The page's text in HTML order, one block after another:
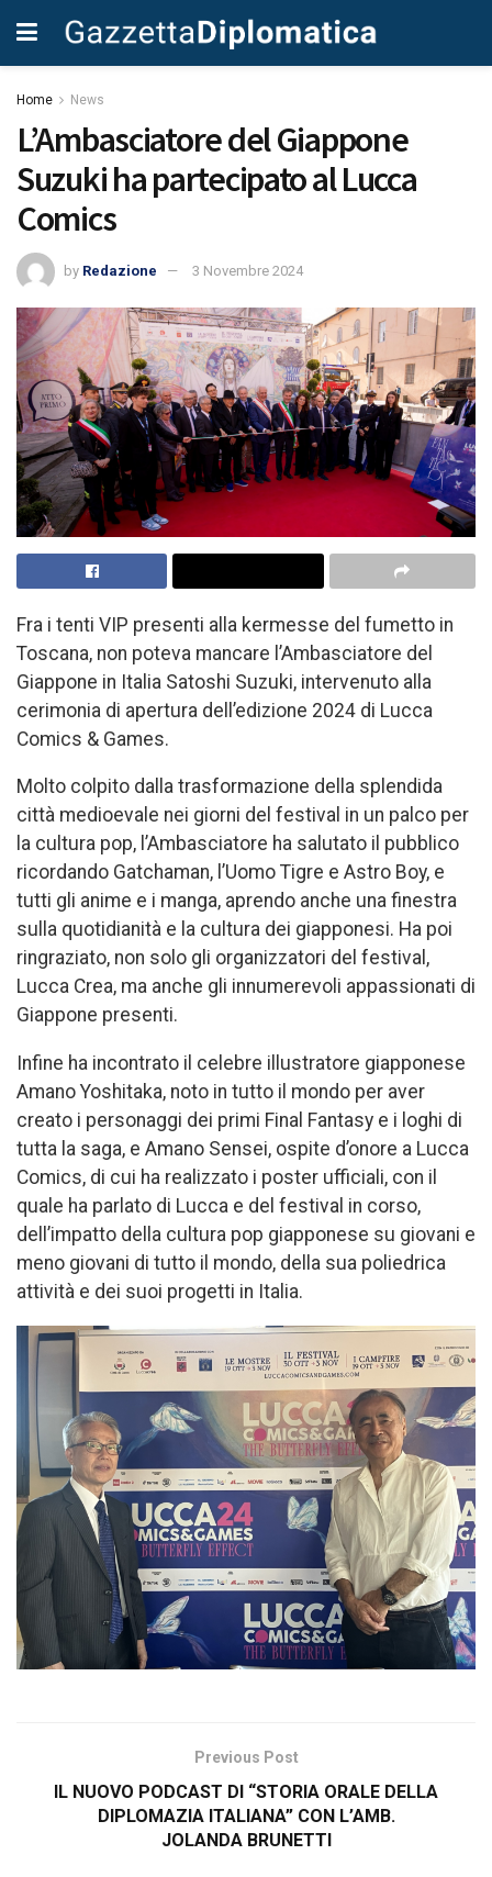
Home News
L’Ambasciatore del Giappone
Suzuki ha partecipato al Lucca
Comics
by Redazione 3 Novembre 2024
Fra i tenti VIP presenti alla kermesse del fumetto in
Toscana, non poteva mancare l’Ambasciatore del
Giappone in Italia Satoshi Suzuki, intervenuto alla
cerimonia di apertura dell’edizione 2024 di Lucca
Comics & Games.
Molto colpito dalla trasformazione della splendida
città medioevale nei giorni del festival in un palco per
la cultura pop, l’Ambasciatore ha salutato il pubblico
ricordando Gatchaman, l’Uomo Tigre e Astro Boy, e
tutti gli anime e i manga, aprendo anche una finestra
sulla quotidianità e la cultura dei giapponesi. Ha poi
ringraziato, non solo gli organizzatori del festival,
Lucca Crea, ma anche gli innumerevoli appassionati di
Giappone presenti.
Infine ha incontrato il celebre illustratore giapponese
Amano Yoshitaka, noto in tutto il mondo per aver
creato i personaggi dei primi Final Fantasy e i loghi di
tutta la saga, e Amano Sensei, ospite d’onore a Lucca
Comics, di cui ha realizzato i poster ufficiali, con il
quale ha parlato di Lucca e del festival in corso,
dell’impatto della cultura pop giapponese su giovani e
meno giovani di tutto il mondo, della sua poliedrica
attività e dei suoi progetti in Italia.
Previous Post
IL NUOVO PODCAST DI “STORIA ORALE DELLA
DIPLOMAZIA ITALIANA” CON L’AMB.
JOLANDA BRUNETTI